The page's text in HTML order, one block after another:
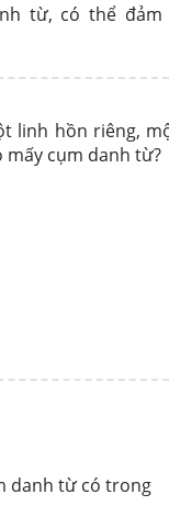
từ, có thể đảm
linh hồn riêng,
mấy cụm danh từ?
danh từ có trong